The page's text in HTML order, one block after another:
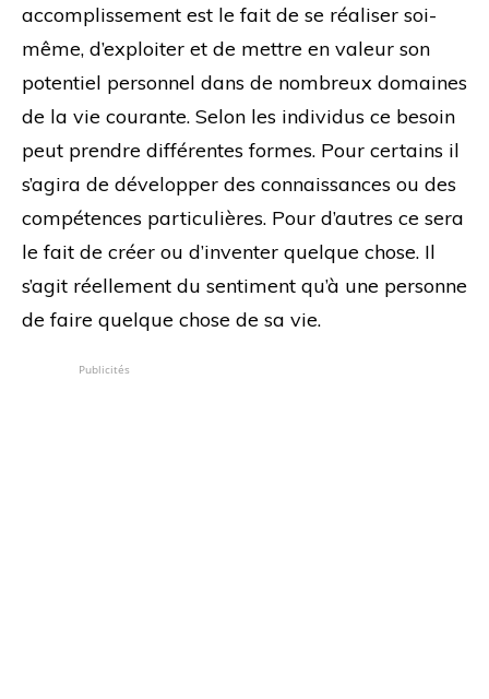
accomplissement est le fait de se réaliser soi-
même, d’exploiter et de mettre en valeur son
potentiel personnel dans de nombreux domaines
de la vie courante. Selon les individus ce besoin
peut prendre différentes formes. Pour certains il
s’agira de développer des connaissances ou des
compétences particulières. Pour d’autres ce sera
le fait de créer ou d’inventer quelque chose. Il
s’agit réellement du sentiment qu’à une personne
de faire quelque chose de sa vie.
Publicités